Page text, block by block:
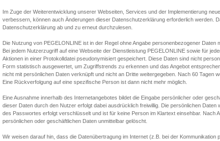
Im Zuge der Weiterentwicklung unserer Webseiten, Services und der Implementierung
verbessern, können auch Änderungen dieser Datenschutzerklärung erforderlich werden.
Datenschutzerklärung ab und zu erneut durchzulesen.
Die Nutzung von PEGELONLINE ist in der Regel ohne Angabe personenbezogener Daten
Bei jedem Nutzerzugriff auf eine Webseite der Dienstleistung PEGELONLINE sowie für
Aktionen in einer Protokolldatei pseudonymisiert gespeichert. Diese Daten sind nicht
Form statistisch ausgewertet, um Zugriffstrends zu erkennen und das Angebot
nicht mit persönlichen Daten verknüpft und nicht an Dritte weitergegeben. Nach 60 Tagen
Eine Rückverfolgung auf eine spezifische Person ist dann nicht mehr möglich.
Eine Ausnahme innerhalb des Internetangebotes bildet die Eingabe persönlicher oder
dieser Daten durch den Nutzer erfolgt dabei ausdrücklich freiwillig. Die persönlichen
des Passwortes erfolgt verschlüsselt und ist für keine Person im Klartext einsehbar. Nach
persönlichen oder geschäftlichen Daten unmittelbar gelöscht.
Wir weisen darauf hin, dass die Datenübertragung im Internet (z.B. bei der Kommunikation